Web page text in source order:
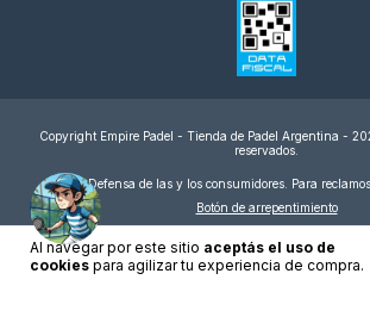
Al navegar por este sitio aceptás el uso de
cookies para agilizar tu experiencia de compra.
Copyright Empire Padel - Tienda de Padel Argentina -
reservados.
Defensa de las y los consumidores. Para reclamos
Botón de arrepentimiento